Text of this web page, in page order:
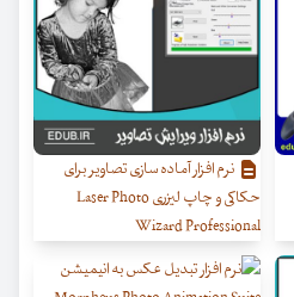
نرم افزار آماده سازی تصاویر برای
حکاکی و چاپ لیزری Laser Photo
Wizard Professional